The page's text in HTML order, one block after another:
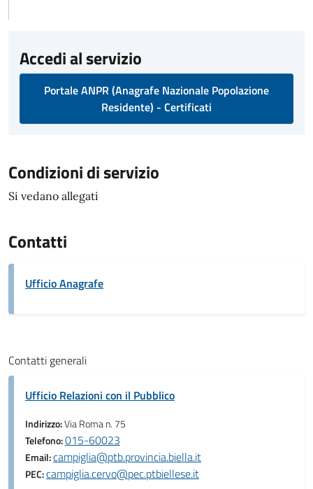
Accedi al servizio
Portale ANPR (Anagrafe Nazionale Popolazione
Residente) - Certificati
Condizioni di servizio
Si vedano allegati
Contatti
Ufficio Anagrafe
Contatti generali
Ufficio Relazioni con il Pubblico
Indirizzo:Via Roma n. 75
Telefono:015-60023
Email:campiglia@ptb.provincia.biella.it
PEC:campiglia.cervo@pec.ptbiellese.it